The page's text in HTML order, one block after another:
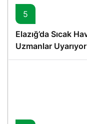
5
Elazığ’da Sıcak
Uzmanlar Uyarıyor